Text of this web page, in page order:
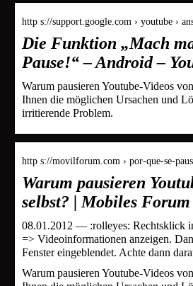
http s://support.google.com › youtube ›
Die Funktion „Mach
Pause!“ – Android –
Warum pausieren Youtube-Videos
Ihnen die möglichen Ursachen und
irritierende Problem.
http s://movilforum.com › por-que-se-
Warum pausieren
selbst? | Mobiles Forum
08.01.2012 — :rolleyes: Rechtsklick
=> Videoinformationen anzeigen.
Fenster eingeblendet. Achte dann
Warum pausieren Youtube-Videos